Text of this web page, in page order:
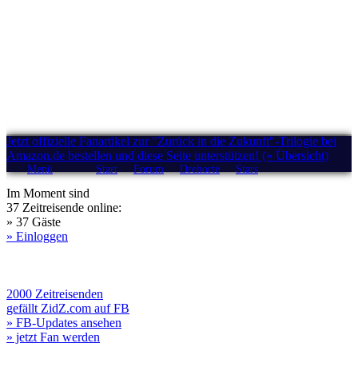
Jetzt offizielle Fanartikel zur "Zurück in die Zukunft"-Trilogie bei
Amazon.de bestellen und diese Seite unterstützen! (» Übersicht)
Menü Start Forum Drehorte Stars
Im Moment sind
37 Zeitreisende online:
» 37 Gäste
» Einloggen
2000 Zeitreisenden
gefällt ZidZ.com auf FB
» FB-Updates ansehen
» jetzt Fan werden